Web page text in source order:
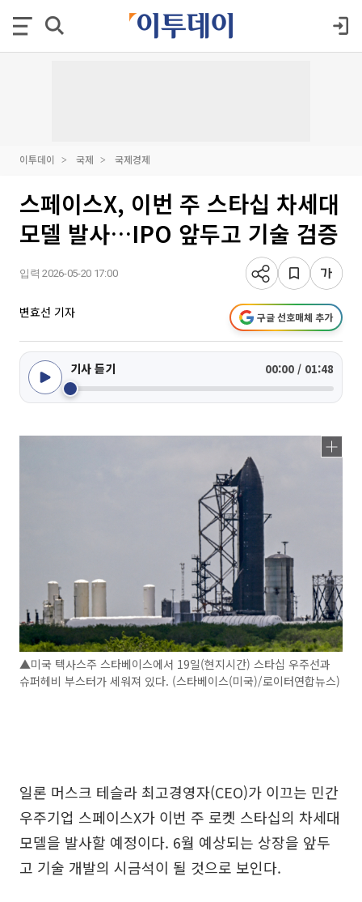
이투데이 국제 국제경제
스페이스X, 이번 주 스타십 차세대
모델 발사…IPO 앞두고 기술 검증
입력 2026-05-20 17:00
변효선 기자 구글 선호매체 추가
기사 듣기 00:00 / 01:48
▲미국 텍사스주 스타베이스에서 19일(현지시간) 스타십 우주선과
슈퍼헤비 부스터가 세워져 있다. (스타베이스(미국)/로이터연합뉴스)
일론 머스크 테슬라 최고경영자(CEO)가 이끄는 민간
우주기업 스페이스X가 이번 주 로켓 스타십의 차세대
모델을 발사할 예정이다. 6월 예상되는 상장을 앞두
고 기술 개발의 시금석이 될 것으로 보인다.